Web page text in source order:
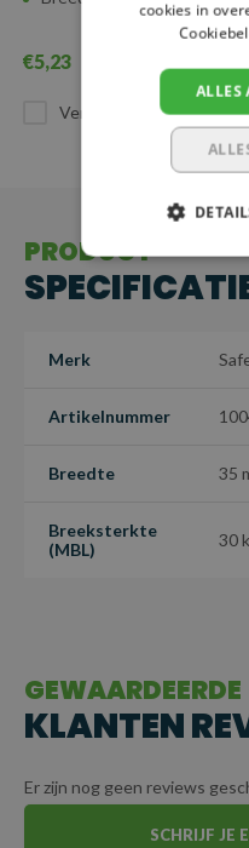
€5,23
Vergelijk
PRODUCT
Merk
Artikelnummer
Breedte 35
Breeksterkte
(MBL)
30
GEWAARDEERDE
KLANTEN
Er zijn nog geen reviews
SCHRIJF JE
cookies in
ALLES